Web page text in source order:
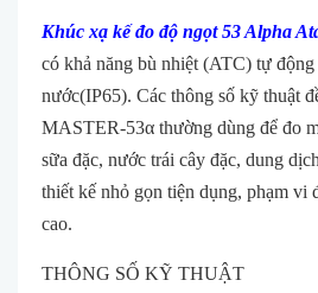
Khúc xạ kế đo độ ngọt 53 Alpha
có khả năng bù nhiệt (ATC) tự
nước(IP65). Các thông số kỹ thuật
MASTER-53α thường dùng để đo
sữa đặc, nước trái cây đặc, dung
thiết kế nhỏ gọn tiện dụng, phạm vi
cao.
THÔNG SỐ KỸ THUẬT